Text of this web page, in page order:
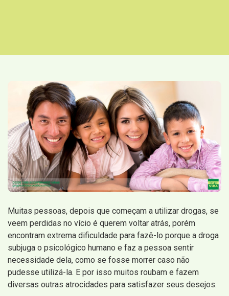
Muitas pessoas, depois que começam a utilizar drogas, se
veem perdidas no vício é querem voltar atrás, porém
encontram extrema dificuldade para fazê-lo porque a droga
subjuga o psicológico humano e faz a pessoa sentir
necessidade dela, como se fosse morrer caso não
pudesse utilizá-la. E por isso muitos roubam e fazem
diversas outras atrocidades para satisfazer seus desejos.